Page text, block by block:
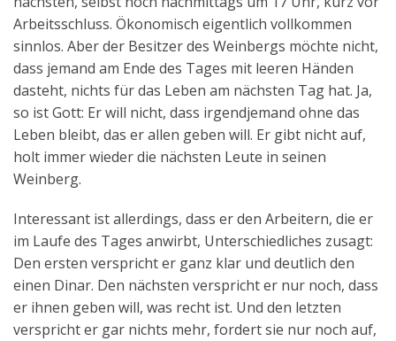
Arbeitsschluss. Ökonomisch eigentlich vollkommen
sinnlos. Aber der Besitzer des Weinbergs möchte nicht,
dass jemand am Ende des Tages mit leeren Händen
dasteht, nichts für das Leben am nächsten Tag hat. Ja,
so ist Gott: Er will nicht, dass irgendjemand ohne das
Leben bleibt, das er allen geben will. Er gibt nicht auf,
holt immer wieder die nächsten Leute in seinen
Weinberg.
Interessant ist allerdings, dass er den Arbeitern, die er
im Laufe des Tages anwirbt, Unterschiedliches zusagt:
Den ersten verspricht er ganz klar und deutlich den
einen Dinar. Den nächsten verspricht er nur noch, dass
er ihnen geben will, was recht ist. Und den letzten
verspricht er gar nichts mehr, fordert sie nur noch auf,